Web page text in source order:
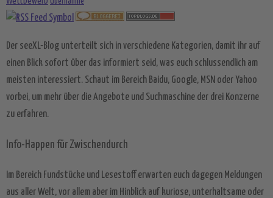
Der seeXL-Blog unterteilt sich in verschiedene Kategorien, damit ihr auf
einen Blick sofort über das informiert seid, was euch schlussendlich am
meisten interessiert. Schaut im Bereich Baidu, Google, MSN oder Yahoo
vorbei, um mehr über die Angebote und Suchmaschine der drei Konzerne
zu erfahren.
Info-Happen für Zwischendurch
Im Bereich Fundstücke und Lesestoff erwarten euch dagegen Meldungen
aus aller Welt, vor allem aber im Hinblick auf kuriose, unterhaltsame oder